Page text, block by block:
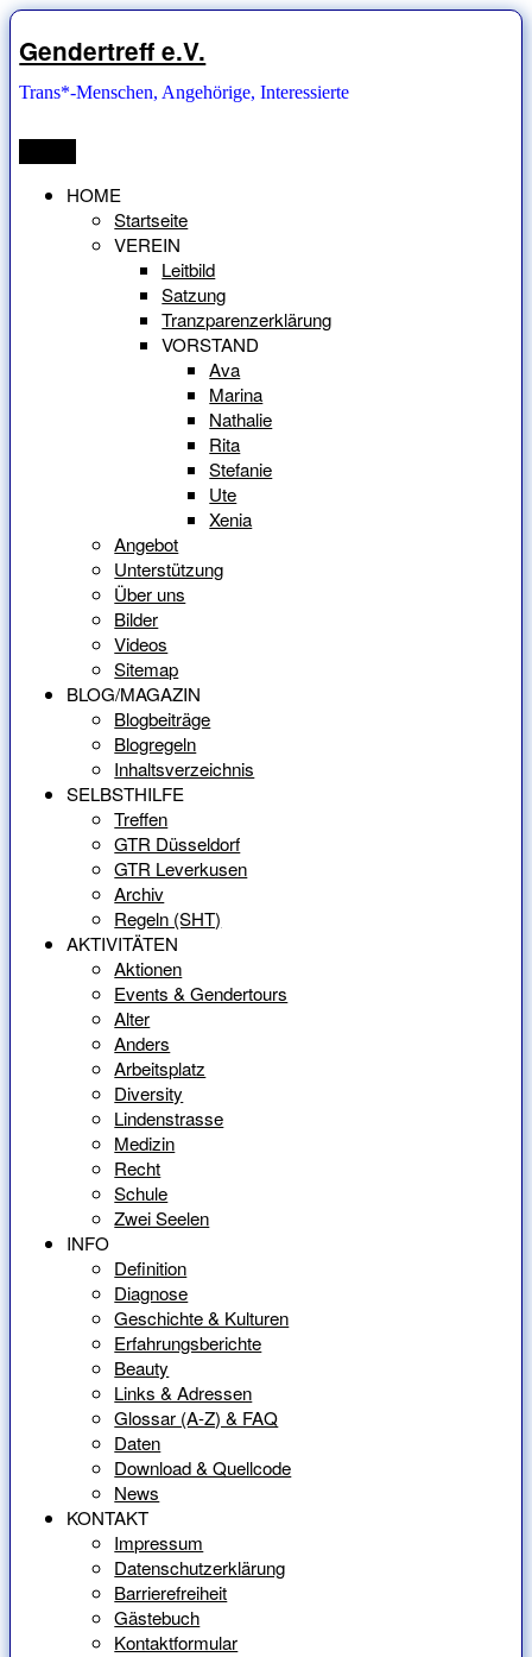
Zum
Inhalt
springen
Gendertreff e.V.
Trans*-Menschen, Angehörige, Interessierte
HOME
Startseite
VEREIN
Leitbild
Satzung
Tranzparenzerklärung
VORSTAND
Ava
Marina
Nathalie
Rita
Stefanie
Ute
Xenia
Angebot
Unterstützung
Über uns
Bilder
Videos
Sitemap
BLOG/MAGAZIN
Blogbeiträge
Blogregeln
Inhaltsverzeichnis
SELBSTHILFE
Treffen
GTR Düsseldorf
GTR Leverkusen
Archiv
Regeln (SHT)
AKTIVITÄTEN
Aktionen
Events & Gendertours
Alter
Anders
Arbeitsplatz
Diversity
Lindenstrasse
Medizin
Recht
Schule
Zwei Seelen
INFO
Definition
Diagnose
Geschichte & Kulturen
Erfahrungsberichte
Beauty
Links & Adressen
Glossar (A-Z) & FAQ
Daten
Download & Quellcode
News
KONTAKT
Impressum
Datenschutzerklärung
Barrierefreiheit
Gästebuch
Kontaktformular